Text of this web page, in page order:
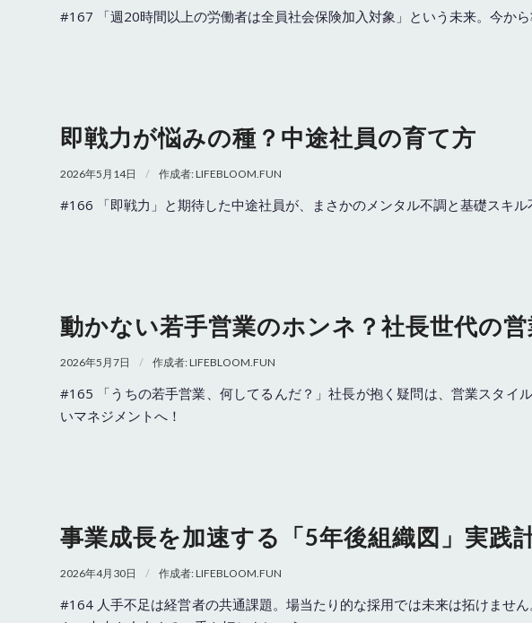
#167 「週20時間以上の労働者は全員社会保険加入対象」という未来。今から
即戦力が悩みの種？中途社員の育て方
2026年5月14日 / 作成者:LIFEBLOOM.FUN
#166 「即戦力」と期待した中途社員が、まさかのメンタル不調と基礎スキ
動かない若手営業のホンネ？社長世代の
2026年5月7日 / 作成者:LIFEBLOOM.FUN
#165 「うちの若手営業、何してるんだ？」社長が抱く疑問は、営業スタイ
いマネジメントへ！
事業成長を加速する「5年後組織図」実践
2026年4月30日 / 作成者:LIFEBLOOM.FUN
#164 人手不足は経営者の共通課題。場当たり的な採用では未来は拓けませ